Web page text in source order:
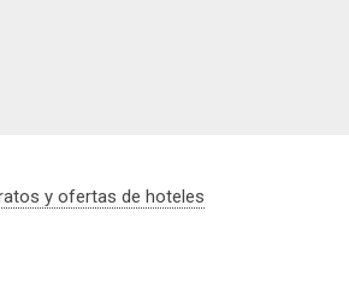
y ofertas de hoteles